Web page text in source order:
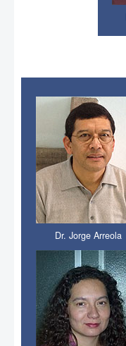
Dr. Jorge Arreola